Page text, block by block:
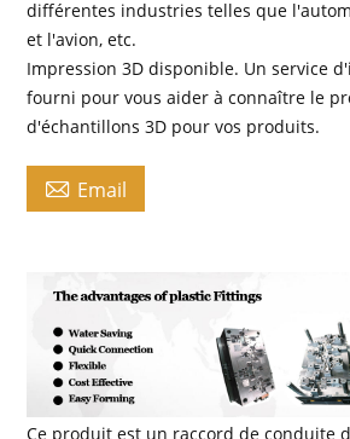
différentes industries telles que
et l'avion, etc.
Impression 3D disponible. Un service
fourni pour vous aider à connaître le
d'échantillons 3D pour vos produits.
 Email
Ce produit est un raccord de conduite